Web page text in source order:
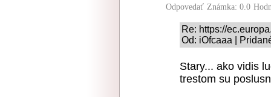
Odpovedať Známka: 0.0
Re: https://
Od: iOfcaaa |
Stary... ako vidis
trestom su